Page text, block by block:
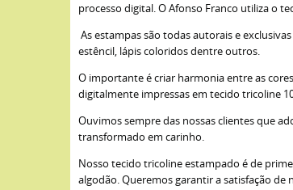
processo digital. O Afonso Franco utiliza o
As estampas são todas autorais e
estêncil, lápis coloridos dentre outros.
O importante é criar harmonia entre as
digitalmente impressas em tecido tricoline
Ouvimos sempre das nossas clientes que
transformado em carinho.
Nosso tecido tricoline estampado é de
algodão. Queremos garantir a satisfação